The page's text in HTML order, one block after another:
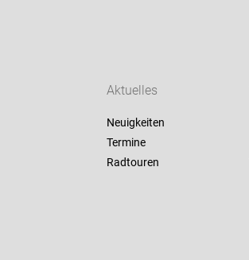
Aktuelles
Neuigkeiten
Termine
Radtouren